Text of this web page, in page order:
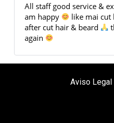
All staff good service &
am happy
like mai cut
after cut hair & beard
again
Aviso Legal